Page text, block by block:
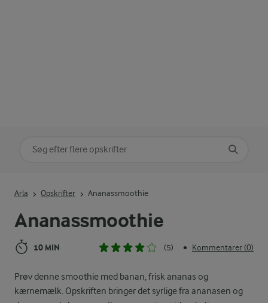
Ananassmoothie
10 MIN (5) • Kommentarer (0)
Prøv denne smoothie med banan, frisk ananas og
kærnemælk. Opskriften bringer det syrlige fra ananasen og
Arla Opskrifter Ananassmoothie
Søg på kategori